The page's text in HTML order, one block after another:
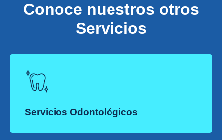
Conoce nuestros otros
Servicios
Servicios Odontológicos